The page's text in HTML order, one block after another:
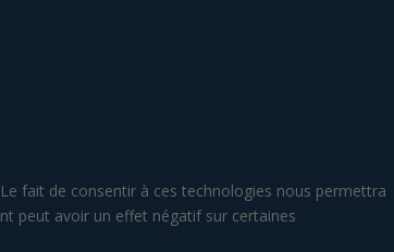
fait de consentir à ces technologies nous permettra
peut avoir un effet négatif sur certaines